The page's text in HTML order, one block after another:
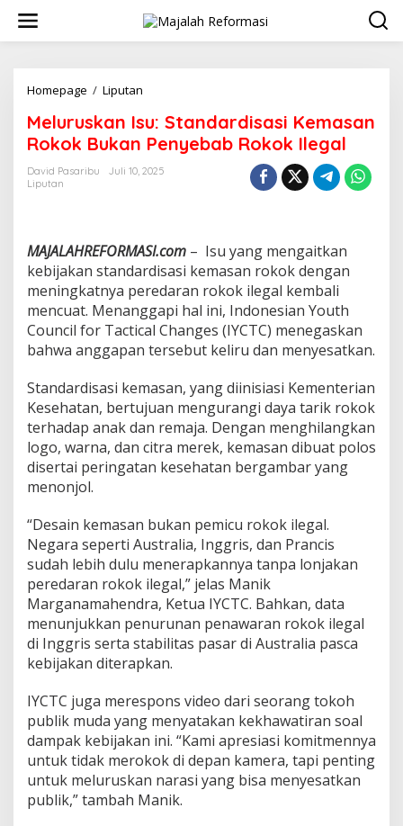
w
Homepage / Liputan
l
u
u
I
s
u
:
S
t
a
d
a
r
d
i
s
K
e
m
a
s
a
n
R
o
k
k
B
u
k
a
n
P
Meluruskan Isu: Standardisasi Kemasan
Rokok Bukan Penyebab Rokok Ilegal
David Pasaribu
Juli 10, 2025
Liputan
MAJALAHREFORMASI.com – Isu yang mengaitkan
kebijakan standardisasi kemasan rokok dengan
meningkatnya peredaran rokok ilegal kembali
mencuat. Menanggapi hal ini, Indonesian Youth
Council for Tactical Changes (IYCTC) menegaskan
bahwa anggapan tersebut keliru dan menyesatkan.
Standardisasi kemasan, yang diinisiasi Kementerian
Kesehatan, bertujuan mengurangi daya tarik rokok
terhadap anak dan remaja. Dengan menghilangkan
logo, warna, dan citra merek, kemasan dibuat polos
disertai peringatan kesehatan bergambar yang
menonjol.
“Desain kemasan bukan pemicu rokok ilegal.
Negara seperti Australia, Inggris, dan Prancis
sudah lebih dulu menerapkannya tanpa lonjakan
peredaran rokok ilegal,” jelas Manik
Marganamahendra, Ketua IYCTC. Bahkan, data
menunjukkan penurunan penawaran rokok ilegal
di Inggris serta stabilitas pasar di Australia pasca
kebijakan diterapkan.
IYCTC juga merespons video dari seorang tokoh
publik muda yang menyatakan kekhawatiran soal
dampak kebijakan ini. “Kami apresiasi komitmennya
untuk tidak merokok di depan kamera, tapi penting
untuk meluruskan narasi yang bisa menyesatkan
publik,” tambah Manik.